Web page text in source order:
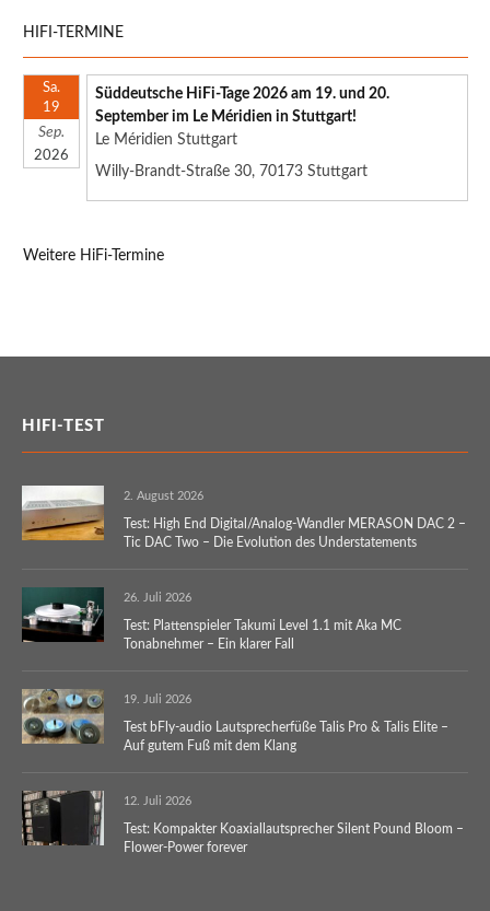
HIFI-TERMINE
Sa.
19
Sep.
2026
Süddeutsche HiFi-Tage 2026 am 19. und 20.
September im Le Méridien in Stuttgart!
Le Méridien Stuttgart
Willy-Brandt-Straße 30, 70173 Stuttgart
Weitere HiFi-Termine
HIFI-TEST
2. August 2026
Test: High End Digital/Analog-Wandler MERASON DAC 2 –
Tic DAC Two – Die Evolution des Understatements
26. Juli 2026
Test: Plattenspieler Takumi Level 1.1 mit Aka MC
Tonabnehmer – Ein klarer Fall
19. Juli 2026
Test bFly-audio Lautsprecherfüße Talis Pro & Talis Elite –
Auf gutem Fuß mit dem Klang
12. Juli 2026
Test: Kompakter Koaxiallautsprecher Silent Pound Bloom –
Flower-Power forever